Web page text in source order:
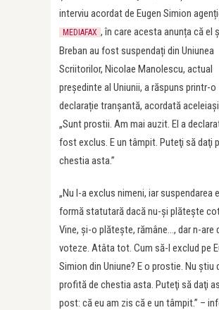
interviu acordat de Eugen Simion
MEDIAFAX , în care acesta anunța că el
Breban au fost suspendați din Uniunea
Scriitorilor, Nicolae Manolescu, actual
președinte al Uniunii, a răspuns printr-o
declarație tranșantă, acordată
„Sunt prostii. Am mai auzit. El a
fost exclus. E un tâmpit. Puteţi să daţi
chestia asta.”
„Nu l-a exclus nimeni, iar suspendarea
formă statutară dacă nu-şi plăteşte
Vine, şi-o plăteşte, rămâne…, dar n-are
voteze. Atâta tot. Cum să-l exclud pe
Simion din Uniune? E o prostie. Nu ştiu
profită de chestia asta. Puteţi să daţi
post: că eu am zis că e un tâmpit.” –